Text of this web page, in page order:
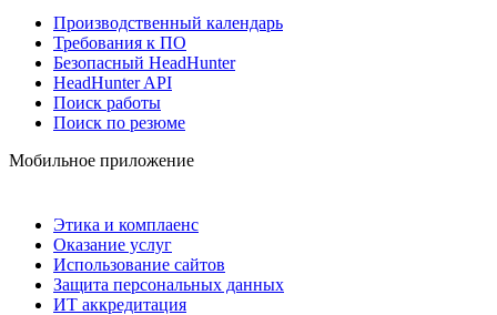
Производственный календарь
Требования к ПО
Безопасный HeadHunter
HeadHunter API
Поиск работы
Поиск по резюме
Мобильное приложение
Этика и комплаенс
Оказание услуг
Использование сайтов
Защита персональных данных
ИТ аккредитация